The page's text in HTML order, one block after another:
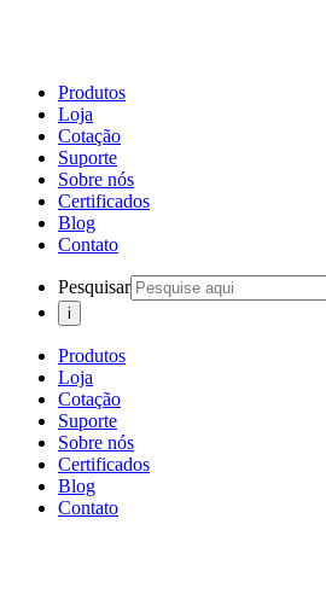
Produtos
Loja
Cotação
Suporte
Sobre nós
Certificados
Blog
Contato
Pesquisar
Produtos
Loja
Cotação
Suporte
Sobre nós
Certificados
Blog
Contato